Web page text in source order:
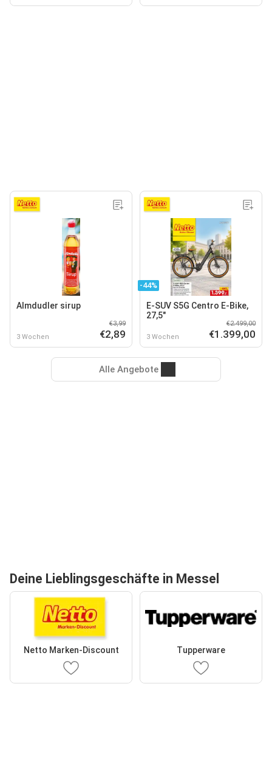
Almdudler sirup
3 Wochen
€3,99
€2,89
-44%
E-SUV S5G Centro E-Bike,
27,5"
3 Wochen
€2.499,00
€1.399,00
Alle Angebote
Deine Lieblingsgeschäfte in Messel
Netto Marken-Discount Tupperware